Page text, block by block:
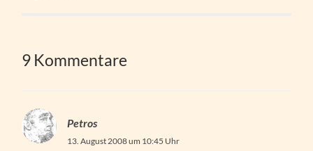
9 Kommentare
Petros
13. August 2008 um 10:45 Uhr